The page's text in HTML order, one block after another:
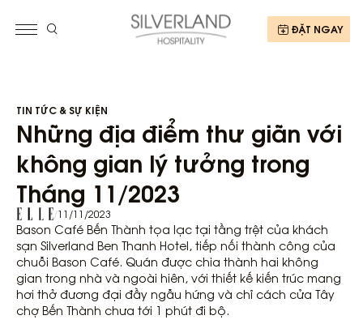
ĐẶT NGAY
TIN TỨC & SỰ KIỆN
Những địa điểm thư giãn với
không gian lý tưởng trong
Tháng 11/2023
/11/11/2023
Bason Café Bến Thành tọa lạc tại tầng trệt của khách
sạn Silverland Ben Thanh Hotel, tiếp nối thành công của
chuỗi Bason Café. Quán được chia thành hai không
gian trong nhà và ngoài hiên, với thiết kế kiến trúc mang
hơi thở đương đại đầy ngẫu hứng và chỉ cách cửa Tây
chợ Bến Thành chưa tới 1 phút đi bộ.